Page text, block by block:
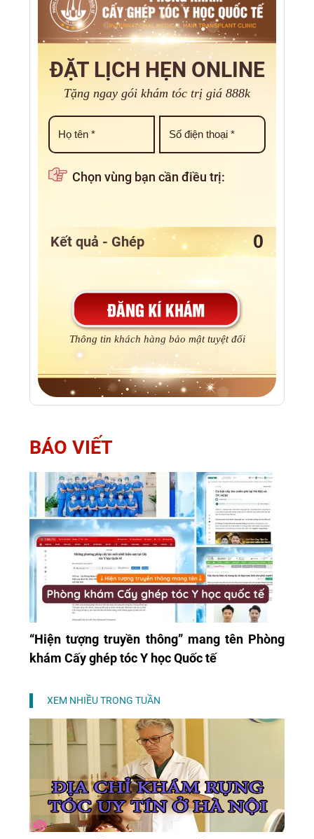
ĐẶT LỊCH HẸN ONLINE
Tặng ngay gói khám tóc trị giá 888k
Chọn vùng bạn cần điều trị:
Kết quả - Ghép
Thông tin khách hàng bảo mật tuyệt đối
BÁO VIẾT
“Hiện tượng truyền thông” mang tên Phòng
khám Cấy ghép tóc Y học Quốc tế
XEM NHIỀU TRONG TUẦN